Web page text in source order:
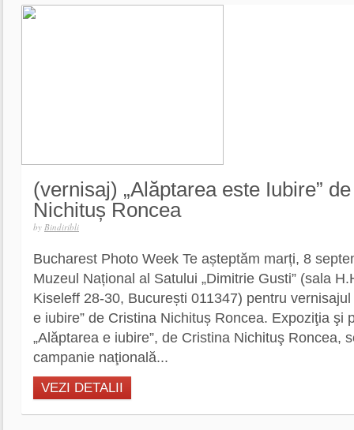
(vernisaj) „Alăptarea este Iubire”
Nichituș Roncea
by Bindiribli
Bucharest Photo Week Te așteptăm marți, 8
Muzeul Național al Satului „Dimitrie Gusti” (sala
Kiseleff 28-30, București 011347) pentru
e iubire” de Cristina Nichituș Roncea. Expoziţia şi
„Alăptarea e iubire”, de Cristina Nichituş Roncea,
campanie naţională...
VEZI DETALII